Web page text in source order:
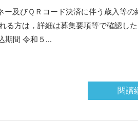
及びＱＲコード決済に伴う歳入等の
る方は，詳細は募集要項等で確認した
間 令和５...
閱讀